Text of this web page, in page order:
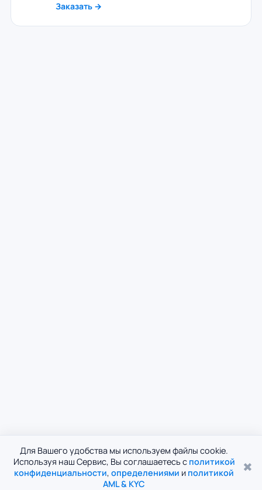
Для Вашего удобства мы используем файлы cookie.
Используя наш Сервис, Вы соглашаетесь с политикой
конфиденциальности, определениями и политикой
AML & KYC
✖
Заказать →